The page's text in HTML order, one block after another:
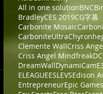
All in one solutionBNC
BradleyCES 2019CG字幕
Carbonite Mosaic
CarboniteUltra
Clemente WallCriss
Criss Angel MindfreakDC
DreamWallDynamiCam
ELEAGUEESLEVSEdison
EntrepreneurEpic Games